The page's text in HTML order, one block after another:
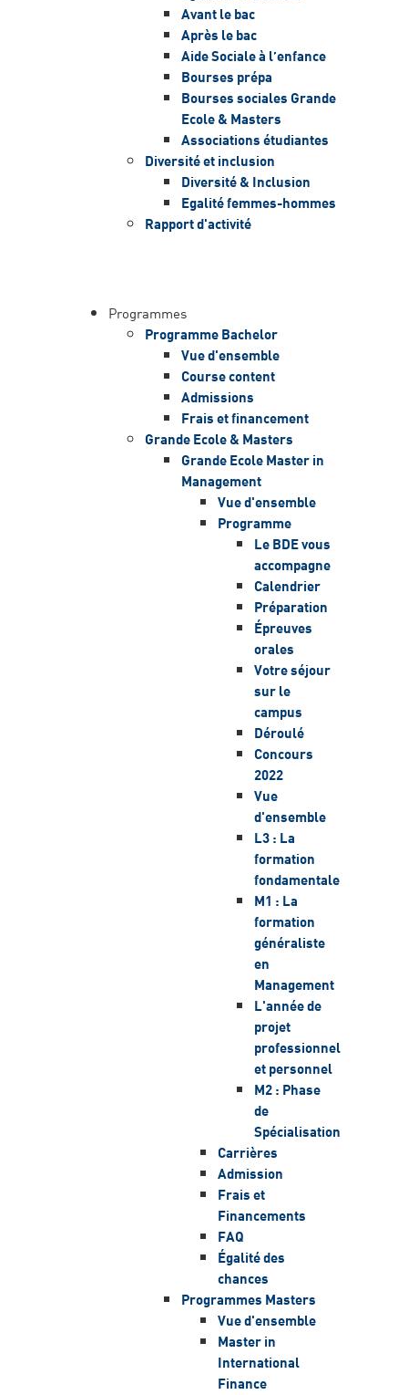
Avant le bac
Après le bac
Aide Sociale à l’enfance
Bourses prépa
Bourses sociales Grande
Ecole & Masters
Associations étudiantes
Diversité et inclusion
Diversité & Inclusion
Egalité femmes-hommes
Rapport d'activité
Programmes
Programme Bachelor
Vue d'ensemble
Course content
Admissions
Frais et financement
Grande Ecole & Masters
Grande Ecole Master in
Management
Vue d'ensemble
Programme
Le BDE vous
accompagne
Calendrier
Préparation
Épreuves
orales
Votre séjour
sur le
campus
Déroulé
Concours
2022
Vue
d'ensemble
L3 : La
formation
fondamentale
M1 : La
formation
généraliste
en
Management
L'année de
projet
professionnel
et personnel
M2 : Phase
de
Spécialisation
Carrières
Admission
Frais et
Financements
FAQ
Égalité des
chances
Programmes Masters
Vue d'ensemble
Master in
International
Finance